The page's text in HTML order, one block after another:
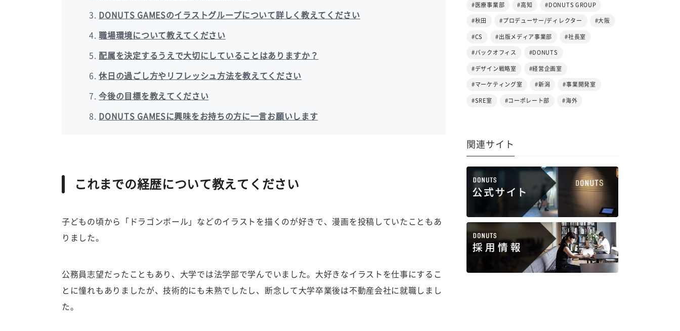
DONUTS GAMESのイラストグループについて詳しく教えてください
職場環境について教えてください
配属を決定するうえで大切にしていることはありますか？
休日の過ごし方やリフレッシュ方法を教えてください
今後の目標を教えてください
DONUTS GAMESに興味をお持ちの方に一言お願いします
これまでの経歴について教えてください
子どもの頃から「ドラゴンボール」などのイラストを描くのが好きで、漫画を投稿していたこともあ
りました。
公務員志望だったこともあり、大学では法学部で学んでいました。大好きなイラストを仕事にするこ
とに憧れもありましたが、技術的にも未熟でしたし、断念して大学卒業後は不動産会社に就職しまし
た。
#医療事業部 #高知 #DONUTS GROUP
#秋田 #プロデューサー/ディレクター #大阪
#CS #出版メディア事業部 #社長室
#バックオフィス #DONUTS
#デザイン戦略室 #経営企画室
#マーケティング室 #新潟 #事業開発室
#SRE室 #コーポレート部 #海外
関連サイト